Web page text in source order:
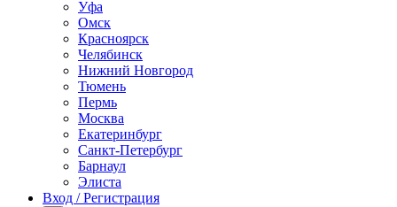
Уфа
Омск
Красноярск
Челябинск
Нижний Новгород
Тюмень
Пермь
Москва
Екатеринбург
Санкт-Петербург
Барнаул
Элиста
Вход / Регистрация